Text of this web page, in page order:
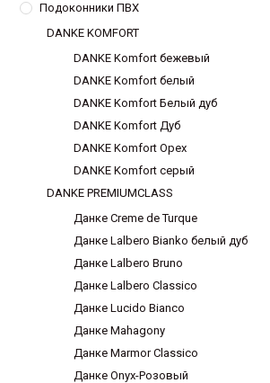
Подоконники ПВХ
DANKE KOMFORT
DANKE Komfort бежевый
DANKE Komfort белый
DANKE Komfort Белый дуб
DANKE Komfort Дуб
DANKE Komfort Орех
DANKE Komfort серый
DANKE PREMIUMCLASS
Данке Creme de Turque
Данке Lalbero Bianko белый дуб
Данке Lalbero Bruno
Данке Lalbero Classico
Данке Lucido Bianco
Данке Mahagony
Данке Marmor Classico
Данке Onyx-Розовый